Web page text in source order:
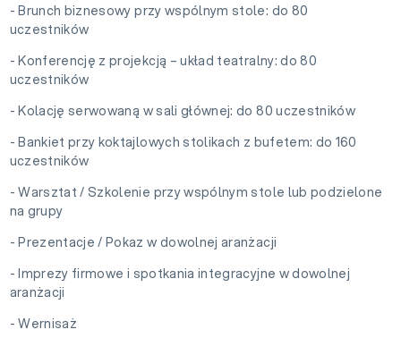
- Brunch biznesowy przy wspólnym stole: do 80
uczestników
- Konferencję z projekcją – układ teatralny: do 80
uczestników
- Kolację serwowaną w sali głównej: do 80 uczestników
- Bankiet przy koktajlowych stolikach z bufetem: do 160
uczestników
- Warsztat / Szkolenie przy wspólnym stole lub podzielone
na grupy
- Prezentacje / Pokaz w dowolnej aranżacji
- Imprezy firmowe i spotkania integracyjne w dowolnej
aranżacji
- Wernisaż